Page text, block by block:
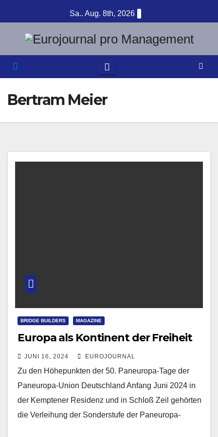
Inhalt
springen
Sa.. Aug. 8th, 2026
Bertram Meier
BRIDGE BUILDERS MAGAZINE
Europa als Kontinent der Freiheit
JUNI 16, 2024 EUROJOURNAL
Zu den Höhepunkten der 50. Paneuropa-Tage der
Paneuropa-Union Deutschland Anfang Juni 2024 in
der Kemptener Residenz und in Schloß Zeil gehörten
die Verleihung der Sonderstufe der Paneuropa-